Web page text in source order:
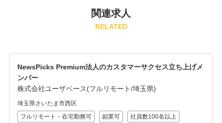
関連求人
RELATED
ち上げメ
B2B事業向け顧客戦略プラットフォーム「FORCAS
株式会社ユーザベース(フルリモート/埼玉県)
埼玉県さいたま市西区
フルリモート・在宅勤務可
副業可 社員数100名以上